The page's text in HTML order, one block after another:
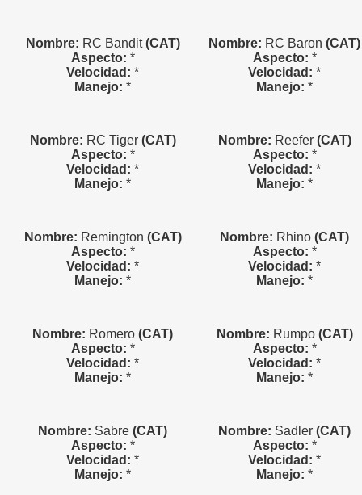
Nombre: RC Bandit(CAT)
Aspecto: *
Velocidad: *
Manejo: *
Nombre: RC Baron (CAT)
Aspecto: *
Velocidad: *
Manejo: *
Nombre: RC Tiger (CAT)
Aspecto: *
Velocidad: *
Manejo: *
Nombre: Reefer (CAT)
Aspecto: *
Velocidad: *
Manejo: *
Nombre: Remington (CAT)
Aspecto: *
Velocidad: *
Manejo: *
Nombre: Rhino (CAT)
Aspecto: *
Velocidad: *
Manejo: *
Nombre: Romero (CAT)
Aspecto: *
Velocidad: *
Manejo: *
Nombre: Rumpo (CAT)
Aspecto: *
Velocidad: *
Manejo: *
Nombre: Sabre (CAT)
Aspecto: *
Velocidad: *
Manejo: *
Nombre: Sadler (CAT)
Aspecto: *
Velocidad: *
Manejo: *